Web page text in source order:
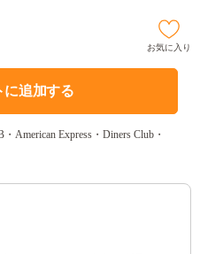
お気に入り
に追加する
American Express・Diners Club・